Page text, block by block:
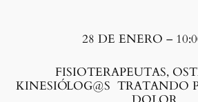
28 DE ENERO –
FISIOTERAPEUTAS,
KINESIÓLOG@S TRATANDO